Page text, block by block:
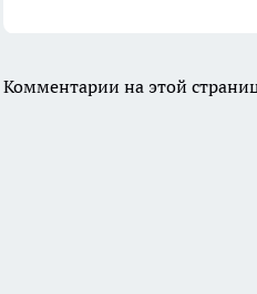
Комментарии на этой